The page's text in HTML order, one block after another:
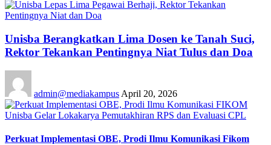
Unisba Berangkatkan Lima Dosen ke Tanah Suci,
Rektor Tekankan Pentingnya Niat Tulus dan Doa
admin@mediakampus April 20, 2026
Perkuat Implementasi OBE, Prodi Ilmu Komunikasi Fikom